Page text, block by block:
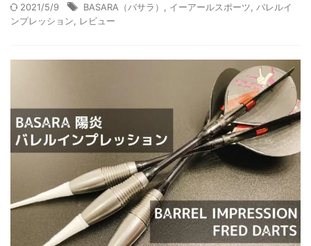
2021/5/9 BASARA（バサラ） イーアールスポーツ
バレルイ
ンプレッション
レビュー